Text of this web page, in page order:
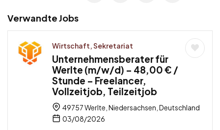
Verwandte Jobs
Wirtschaft, Sekretariat
Unternehmensberater für
Werlte (m/w/d) – 48,00 € /
Stunde – Freelancer,
Vollzeitjob, Teilzeitjob
49757 Werlte, Niedersachsen, Deutschland
03/08/2026